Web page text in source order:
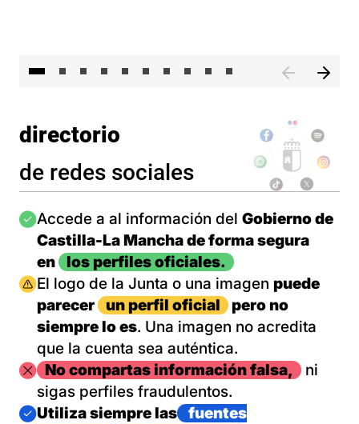
directorio
de redes sociales
Imagen
Accede a al información del Gobierno de
Castilla-La Mancha de forma segura
en
los perfiles oficiales.
Imagen
El logo de la Junta o una imagen puede
parecer
un perfil oficial
pero no
siempre lo es. Una imagen no acredita
que la cuenta sea auténtica.
ImagenNo compartas información falsa,
ni
sigas perfiles fraudulentos.
Imagen
Utiliza siempre las
fuentes